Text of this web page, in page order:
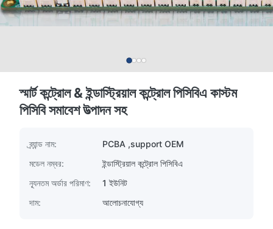
স্মার্ট কন্ট্রোল & ইন্ডাস্ট্রিয়াল কন্ট্রোল পিসিবিএ কাস্টম
পিসিবি সমাবেশ উত্পাদন সহ
ব্র্যান্ড নাম:
PCBA ,support OEM
মডেল নম্বর:
ইন্ডাস্ট্রিয়াল কন্ট্রোল পিসিবিএ
ন্যূনতম অর্ডার পরিমাণ:
1 ইউনিট
দাম:
আলোচনাযোগ্য